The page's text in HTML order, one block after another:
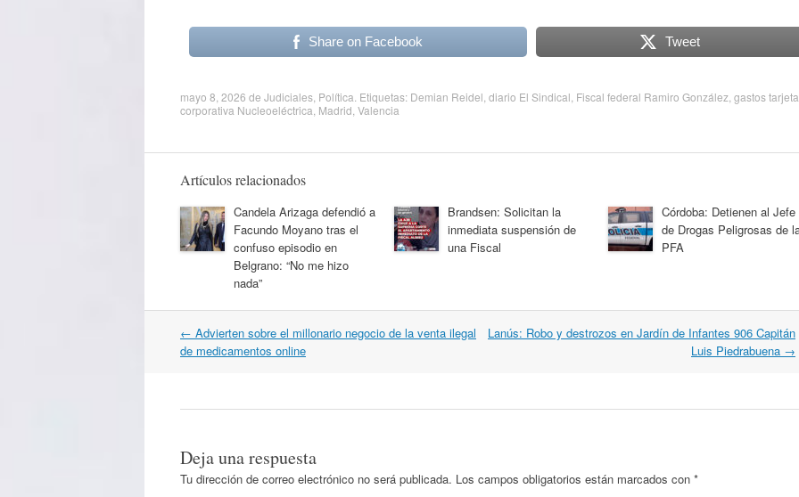
Share on Facebook Tweet
mayo 8, 2026 de Judiciales Política . Etiquetas: Demian Reidel diario El Sindical Fiscal federal Ramiro González gastos tarjeta
corporativa Nucleoeléctrica Madrid Valencia
Artículos relacionados
Candela Arizaga defendió a
Facundo Moyano tras el
confuso episodio en
Belgrano: “No me hizo
nada”
Brandsen: Solicitan la
inmediata suspensión de
una Fiscal
Córdoba: Detienen al Jefe
de Drogas Peligrosas de
PFA
Navegación
por
← Advierten sobre el millonario negocio de la venta ilegal
de medicamentos online
Lanús: Robo y destrozos en Jardín de Infantes 906 Capitán
Luis Piedrabuena →
Deja una respuesta
Tu dirección de correo electrónico no será publicada. Los campos obligatorios están marcados con *